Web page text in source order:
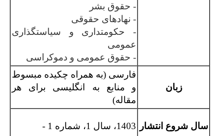
- حقوق بشر
- نهادهای حقوقی
- حکومتداری و سیاستگذاری
عمومی
- حقوق عمومی و دموکراسی
زبان
فارسی (به همراه چکیده مبسوط
و منابع به انگلیسی برای هر
مقاله)
سال شروع انتشار 1403، سال 1، شماره 1 -